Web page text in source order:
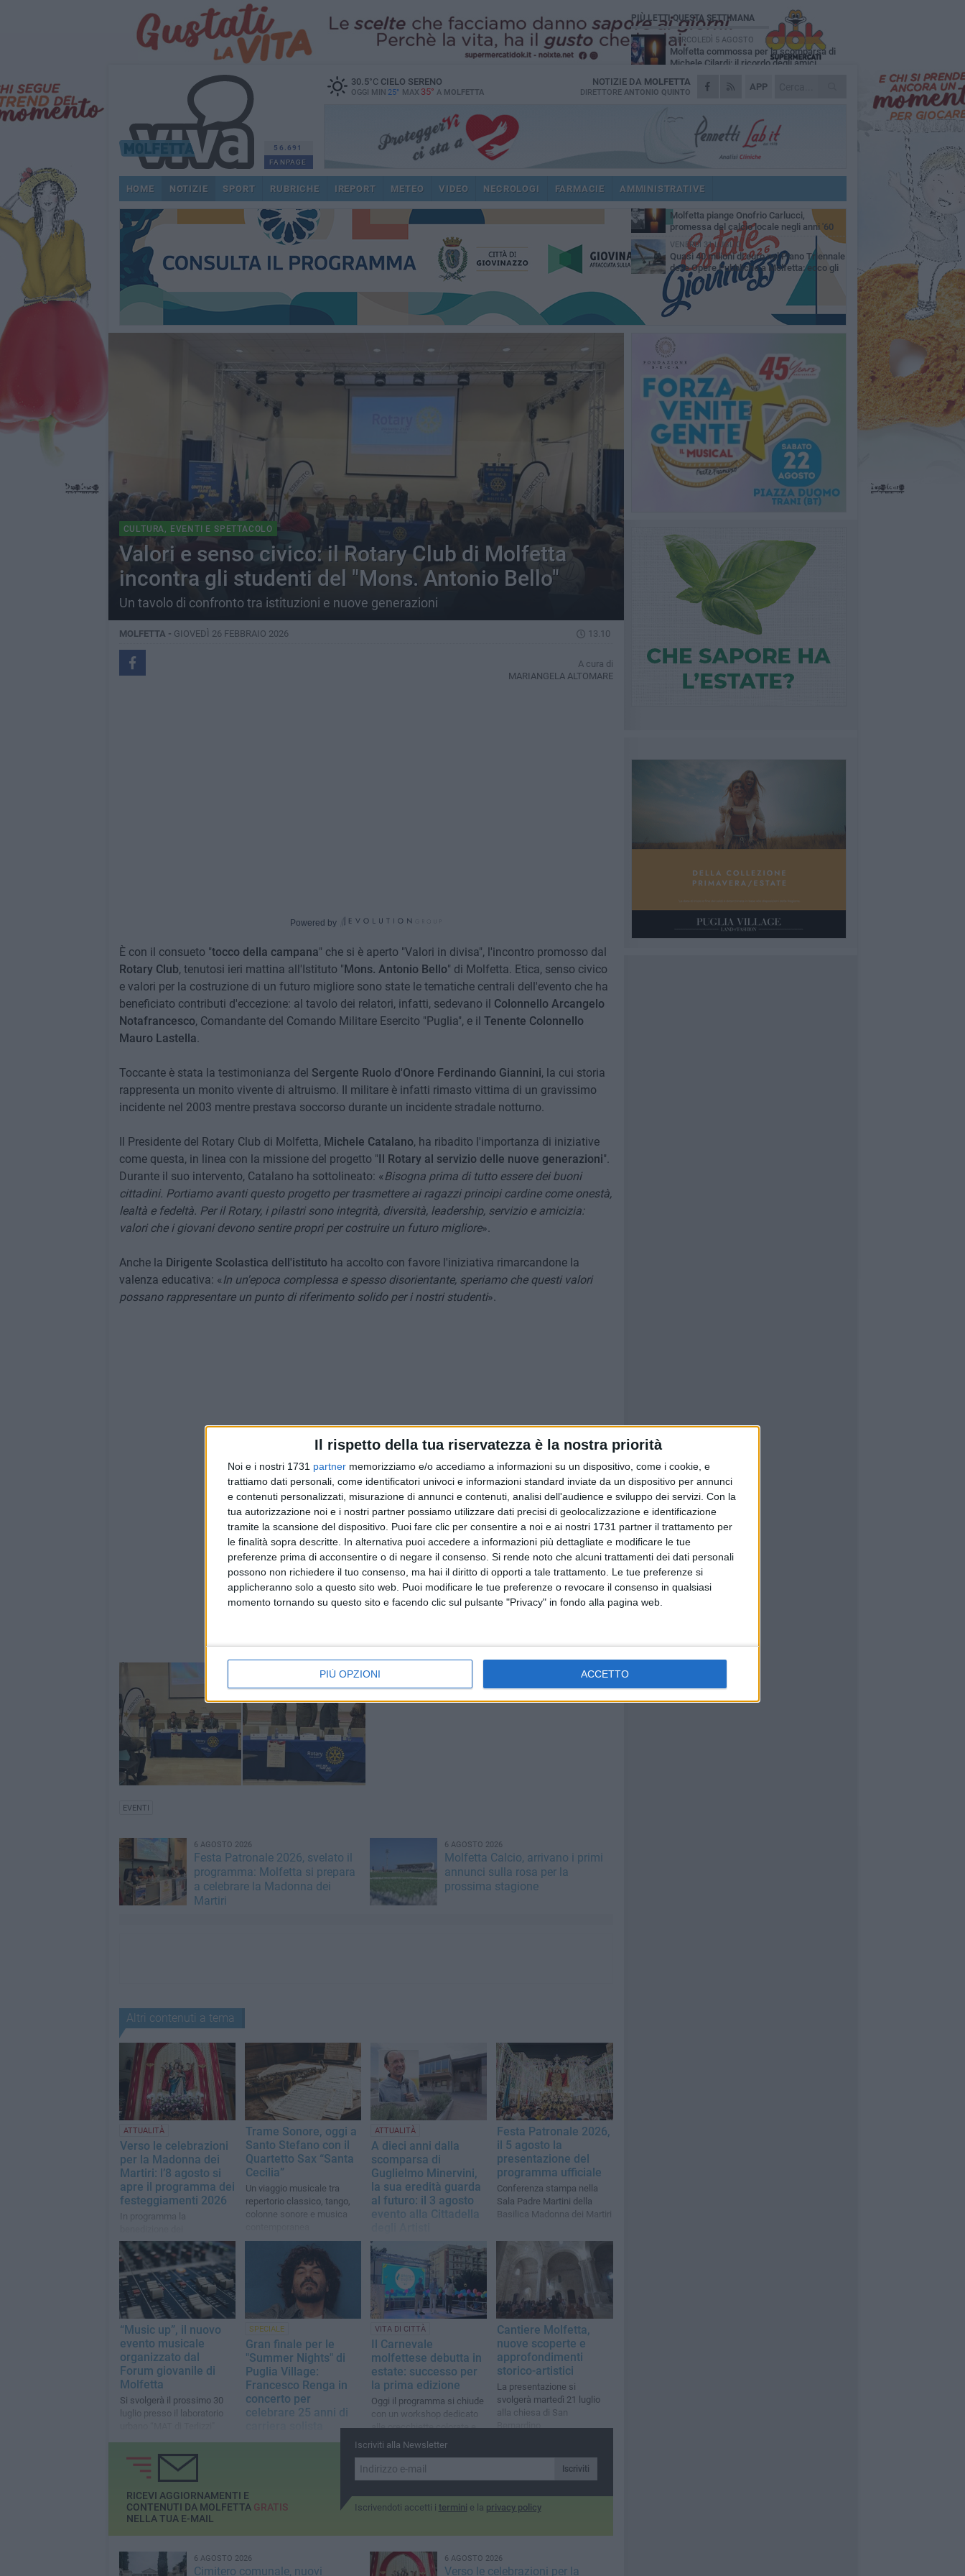
Il rispetto della tua riservatezza è la nostra priorità
Noi e i nostri 1731 partner memorizziamo e/o accediamo a informazioni su un dispositivo, come i cookie, e
trattiamo dati personali, come identificatori univoci e informazioni standard inviate da un dispositivo per annunci
e contenuti personalizzati, misurazione di annunci e contenuti, analisi dell'audience e sviluppo dei servizi. Con la
tua autorizzazione noi e i nostri partner possiamo utilizzare dati precisi di geolocalizzazione e identificazione
tramite la scansione del dispositivo. Puoi fare clic per consentire a noi e ai nostri 1731 partner il trattamento per
le finalità sopra descritte. In alternativa puoi accedere a informazioni più dettagliate e modificare le tue
preferenze prima di acconsentire o di negare il consenso. Si rende noto che alcuni trattamenti dei dati personali
possono non richiedere il tuo consenso, ma hai il diritto di opporti a tale trattamento. Le tue preferenze si
applicheranno solo a questo sito web. Puoi modificare le tue preferenze o revocare il consenso in qualsiasi
momento tornando su questo sito e facendo clic sul pulsante "Privacy" in fondo alla pagina web.
PIÙ OPZIONI ACCETTO
56.691
FANPAGE
30.5°CCIELO SERENO
OGGI MIN 25° MAX 35° A MOLFETTA
APP
NOTIZIE DA MOLFETTA
DIRETTORE ANTONIO QUINTO
HOME NOTIZIE SPORT RUBRICHE IREPORT METEO VIDEO NECROLOGI FARMACIE AMMINISTRATIVE
CULTURA, EVENTI E SPETTACOLO
Valori e senso civico: il Rotary Club di Molfetta
incontra gli studenti del "Mons. Antonio Bello"
Un tavolo di confronto tra istituzioni e nuove generazioni
MOLFETTA - GIOVEDÌ 26 FEBBRAIO 2026 13.10
A cura di
MARIANGELA ALTOMARE
Powered by
È con il consueto "tocco della campana" che si è aperto "Valori in divisa", l'incontro promosso dal
Rotary Club, tenutosi ieri mattina all'Istituto "Mons. Antonio Bello" di Molfetta. Etica, senso civico
e valori per la costruzione di un futuro migliore sono state le tematiche centrali dell'evento che ha
beneficiato contributi d'eccezione: al tavolo dei relatori, infatti, sedevano il Colonnello Arcangelo
Notafrancesco, Comandante del Comando Militare Esercito "Puglia", e il Tenente Colonnello
Mauro Lastella.
Toccante è stata la testimonianza del Sergente Ruolo d'Onore Ferdinando Giannini, la cui storia
rappresenta un monito vivente di altruismo. Il militare è infatti rimasto vittima di un gravissimo
incidente nel 2003 mentre prestava soccorso durante un incidente stradale notturno.
Il Presidente del Rotary Club di Molfetta, Michele Catalano, ha ribadito l'importanza di iniziative
come questa, in linea con la missione del progetto "Il Rotary al servizio delle nuove generazioni".
Durante il suo intervento, Catalano ha sottolineato: «Bisogna prima di tutto essere dei buoni
cittadini. Portiamo avanti questo progetto per trasmettere ai ragazzi principi cardine come onestà,
lealtà e fedeltà. Per il Rotary, i pilastri sono integrità, diversità, leadership, servizio e amicizia:
valori che i giovani devono sentire propri per costruire un futuro migliore».
Anche la Dirigente Scolastica dell'istitutoha accolto con favore l'iniziativa rimarcandone la
valenza educativa: «In un'epoca complessa e spesso disorientante, speriamo che questi valori
possano rappresentare un punto di riferimento solido per i nostri studenti».
EVENTI
6 AGOSTO 2026
Festa Patronale 2026, svelato il
programma: Molfetta si prepara
a celebrare la Madonna dei
Martiri
6 AGOSTO 2026
Molfetta Calcio, arrivano i primi
annunci sulla rosa per la
prossima stagione
Altri contenuti a tema
ATTUALITÀ
Verso le celebrazioni
per la Madonna dei
Martiri: l’8 agosto si
apre il programma dei
festeggiamenti 2026
In programma la
motopescherecci e la
celebrazione inaugurale con
il rito di intronizzazione della
sacra Effigie
Trame Sonore, oggi a
Santo Stefano con il
Quartetto Sax “Santa
Cecilia”
Un viaggio musicale tra
repertorio classico, tango,
colonne sonore e musica
ATTUALITÀ
A dieci anni dalla
scomparsa di
Guglielmo Minervini,
la sua eredità guarda
al futuro: il 3 agosto
evento alla Cittadella
Sarà annunciato il
completamento dell'iter di
intitolazione della struttura
all'ex sindaco e assessore
regionale
Festa Patronale 2026,
il 5 agosto la
presentazione del
programma ufficiale
Conferenza stampa nella
Sala Padre Martini della
Basilica Madonna dei Martiri
“Music up”, il nuovo
evento musicale
organizzato dal
Forum giovanile di
Molfetta
Si svolgerà il prossimo 30
luglio presso il laboratorio
SPECIALE
Gran finale per le
"Summer Nights" di
Puglia Village:
Francesco Renga in
concerto per
celebrare 25 anni di
Il 24 luglio alle ore 21.00
VITA DI CITTÀ
Il Carnevale
molfettese debutta in
estate: successo per
la prima edizione
Oggi il programma si chiude
con un workshop dedicato
alle orecchiette colorate e
alle tradizioni di Carnevale
Cantiere Molfetta,
nuove scoperte e
approfondimenti
storico-artistici
La presentazione si
svolgerà martedì 21 luglio
alla chiesa di San
Iscriviti alla Newsletter
Iscriviti
Iscrivendoti accetti i termini e la privacy policy
RICEVI AGGIORNAMENTI E
CONTENUTI DA MOLFETTA GRATIS
NELLA TUA E-MAIL
6 AGOSTO 2026
Cimitero comunale, nuovi
6 AGOSTO 2026
Verso le celebrazioni per la
PIÙ LETTI QUESTA SETTIMANA
MERCOLEDÌ 5 AGOSTO
Molfetta commossa per la scomparsa di
Michele Cilardi: il ricordo degli amici
VENERDÌ 31 LUGLIO
TARI 2026, il Sindaco anticipa gli aumenti:
famiglie»
SABATO 1 AGOSTO
La MTM Molfetta cerca autisti e
accompagnatori per gli scuolabus:
pubblicato il bando
SABATO 1 AGOSTO
Consiglio comunale, Siragusa replica ad
Amato: «Mai limitato il diritto di parola, ho
VENERDÌ 31 LUGLIO
Molfetta piange Onofrio Carlucci,
promessa del calcio locale negli anni '60
VENERDÌ 31 LUGLIO
Quasi 40 milioni di euro nel Piano Triennale
delle Opere Pubbliche a Molfetta: ecco gli
interventi previsti fino al 2028